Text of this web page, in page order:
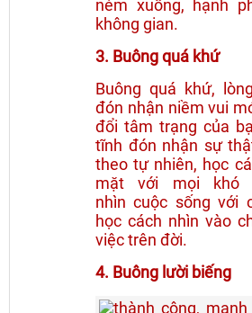
ném xuống, hạnh
không gian.
3. Buông quá khứ
Buông quá khứ,
đón nhận niềm vui
đổi tâm trạng của
tĩnh đón nhận sự
theo tự nhiên, học
mặt với mọi khó
nhìn cuộc sống với
học cách nhìn vào
việc trên đời.
4. Buông lười biếng